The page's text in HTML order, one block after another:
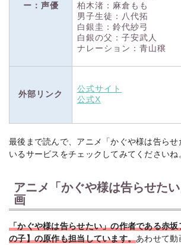
ー：声優
柏木渚：麻倉もも
男子生徒：八代拓
白銀圭：鈴代紗弓
白銀の父：子安武人
ナレーション：青山穣
外部リンク
公式サイト
公式X
最後まで読んで、アニメ「かぐや様は告ら
いるサービスをチェックしてみてくださいね
アニメ「かぐや様は告らせた
画
「かぐや様は告らせたい」の作者である赤
の子】の原作も担当しています。あわせて動